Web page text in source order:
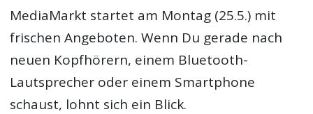
MediaMarkt startet am Montag (25.5.) mit
frischen Angeboten. Wenn Du gerade nach
neuen Kopfhörern, einem Bluetooth-
Lautsprecher oder einem Smartphone
schaust, lohnt sich ein Blick.